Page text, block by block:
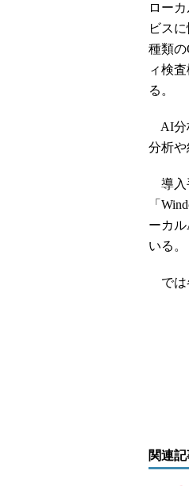
ロー
ビス
種類
ィ検
る。
AI分
分析や
導入
「
ーカ
いる。
では
関連